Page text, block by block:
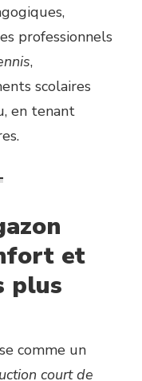
professionnels
,
scolaires
en tenant
et
plus
comme un
court de